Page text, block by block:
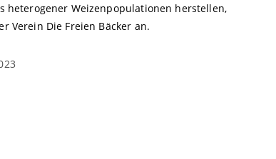
heterogener Weizenpopulationen herstellen,
Verein Die Freien Bäcker an.